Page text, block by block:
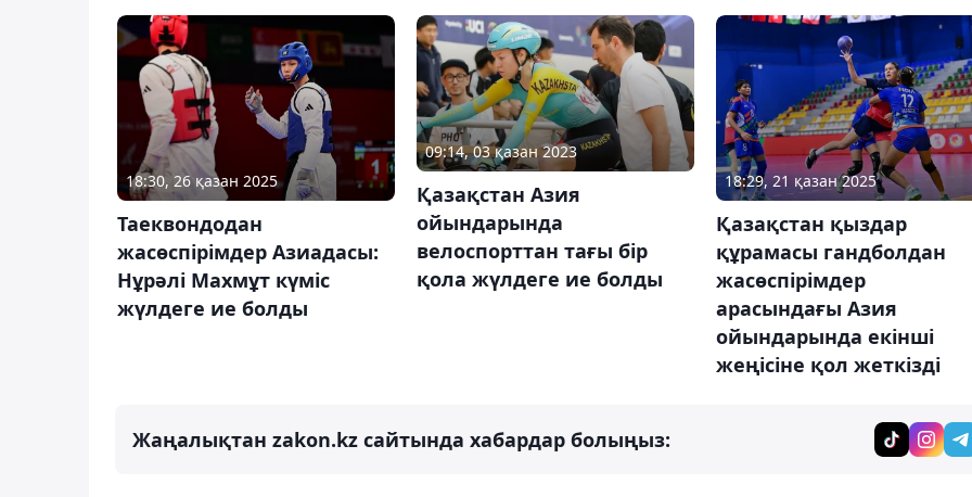
18:30, 26 қазан 2025
Таеквондодан
жасөспірімдер Азиадасы:
Нұрәлі Махмұт күміс
жүлдеге ие болды
09:14, 03 қазан 2023
Қазақстан Азия
ойындарында
велоспорттан тағы бір
қола жүлдеге ие болды
18:29, 21 қазан 2025
Қазақстан қыздар
құрамасы гандболдан
жасөспірімдер
арасындағы Азия
ойындарында екінші
жеңісіне қол жеткізді
Жаңалықтан zakon.kz сайтында хабардар болыңыз: